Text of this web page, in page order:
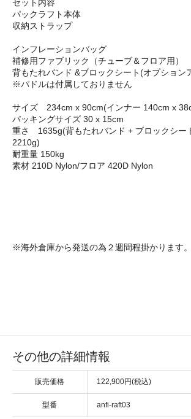
セット内容
パックラフト本体
収納ストラップ
インフレーションバッグ
補修用ファブリック（チューブ＆フロア用）
背もたれバンド &ブロックシート(オプション
※パドルは付属しておりません
サイズ 234cm x 90cm(インナー 140cm x
パッキングサイズ 30 x 15cm
重さ 1635g(背もたれバンド + ブロックシー
2210g)
耐重量 150kg
素材 210D Nylon/フロア 420D Nylon
※海外倉庫から発送の為２週間程掛かります。
その他の詳細情報
販売価格 122,900円(税込)
型番 anfi-raft03